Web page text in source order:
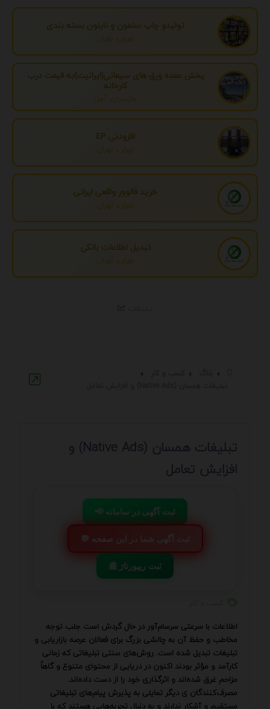
تولیدو چاپ سلفون و نایلون بسته بندی
تهران، تهران
پخش عمده ورق های سیمانی(ایرانیت)به قیمت درب
کارخانه
مازندران، آمل
افزودنی EP
تهران، تهران
خرید فالوور واقعی ایرانی
تهران، تهران
تبدیل اطلاعات بانکی
تهران، تهران
تبلیغات همسان (Native Ads) و
افزایش تعامل
📢 ثبت آگهی در سامانه
💬 ثبت آگهی شما در این صفحه
📰 ثبت ریپورتاژ
اطلاعات با سرعتی سرسام‌آور در حال گردش است جلب توجه
مخاطب و حفظ آن به چالشی بزرگ برای فعالان عرصه بازاریابی و
تبلیغات تبدیل شده است. روش‌های سنتی تبلیغاتی که زمانی
کارآمد و مؤثر بودند اکنون در دریایی از محتوای متنوع و گاهاً
مزاحم غرق شده‌اند و اثرگذاری خود را از دست داده‌اند.
مصرف‌کنندگان ی دیگر تمایلی به پذیرش پیام‌های تبلیغاتی
مستقیم و آشکار ندارند و به دنبال تجربه‌هایی هستند که با